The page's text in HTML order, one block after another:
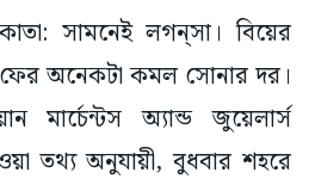
সামনেই লগন্‌সা। বিয়ের
অনেকটা কমল সোনার দর।
মার্চেন্টস অ্যান্ড জুয়েলার্স
তথ্য অনুযায়ী, বুধবার শহরে